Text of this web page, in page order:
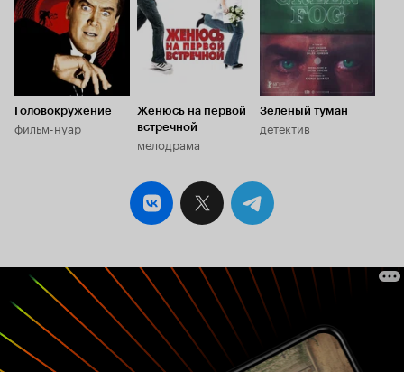
даешь мне
Головокружение
фильм-нуар
Женюсь на первой
встречной
мелодрама
Зеленый туман
детектив